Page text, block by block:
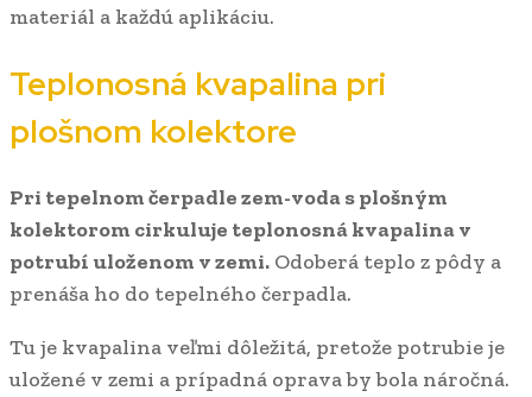
materiál a každú aplikáciu.
Teplonosná kvapalina pri
plošnom kolektore
Pri tepelnom čerpadle zem-voda s plošným
kolektorom cirkuluje teplonosná kvapalina v
potrubí uloženom v zemi. Odoberá teplo z pôdy a
prenáša ho do tepelného čerpadla.
Tu je kvapalina veľmi dôležitá, pretože potrubie je
uložené v zemi a prípadná oprava by bola náročná.